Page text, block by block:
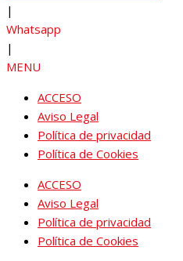
|
Whatsapp
|
MENU
ACCESO
Aviso Legal
Política de privacidad
Política de Cookies
ACCESO
Aviso Legal
Política de privacidad
Política de Cookies